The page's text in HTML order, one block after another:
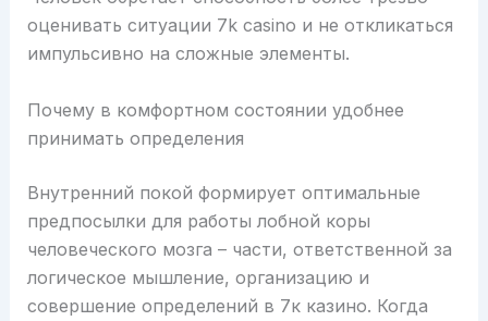
оценивать ситуации 7k casino и не откликаться
импульсивно на сложные элементы.
Почему в комфортном состоянии удобнее
принимать определения
Внутренний покой формирует оптимальные
предпосылки для работы лобной коры
человеческого мозга – части, ответственной за
логическое мышление, организацию и
совершение определений в 7к казино. Когда